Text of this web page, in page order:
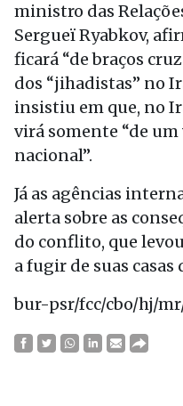
ministro das
Sergueï Ryabkov,
ficará “de braços
dos “jihadistas” no
insistiu em que, no
virá somente “de
nacional”.
Já as agências
alerta sobre as
do conflito, que
a fugir de suas
bur-psr/fcc/cbo/hj/